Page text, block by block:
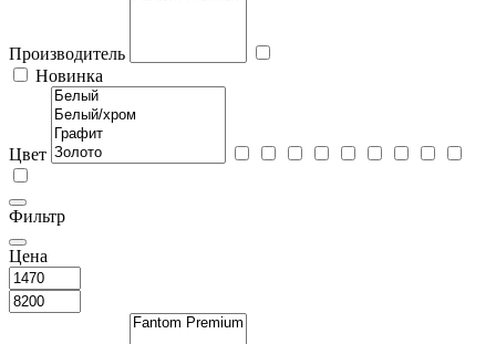
Производитель
Новинка
Цвет
Фильтр
Цена